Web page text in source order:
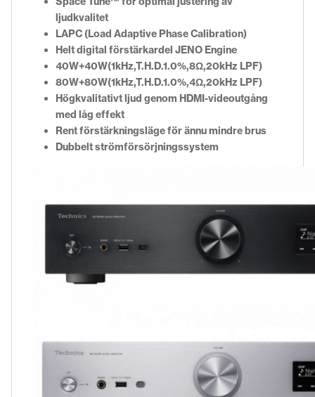
ljudkvalitet
LAPC (Load Adaptive Phase Calibration)
Helt digital förstärkardel JENO Engine
40W+40W(1kHz,T.H.D.1.0%,8Ω,20kHz LPF)
80W+80W(1kHz,T.H.D.1.0%,4Ω,20kHz LPF)
Högkvalitativt ljud genom HDMI-videoutgång
med låg effekt
Rent förstärkningsläge för ännu mindre brus
Dubbelt strömförsörjningssystem